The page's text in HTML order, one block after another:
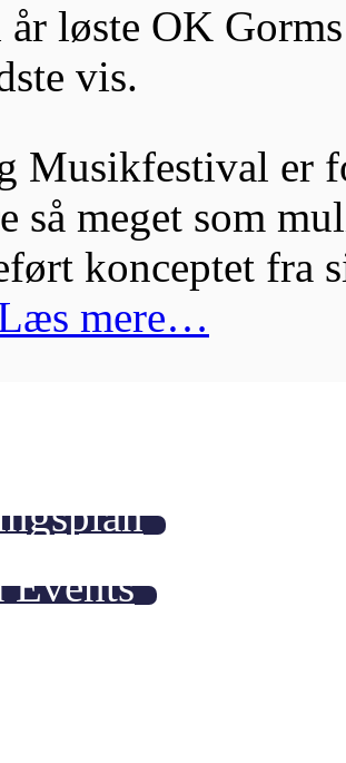
år løste OK
vis.
Musikfestival er
så meget som
konceptet fra
mere…
Events